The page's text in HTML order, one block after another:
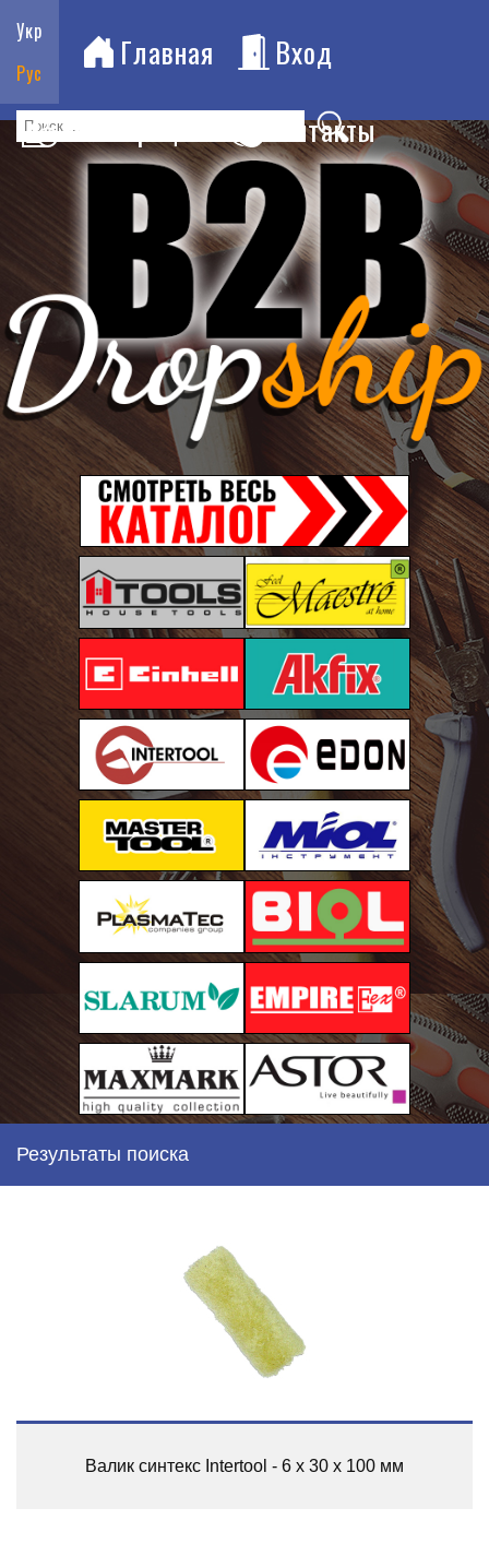
Укр
Рус
Главная
Вход
Регистрация
Контакты
Результаты поиска
Валик синтекс Intertool - 6 х 30 х 100 мм